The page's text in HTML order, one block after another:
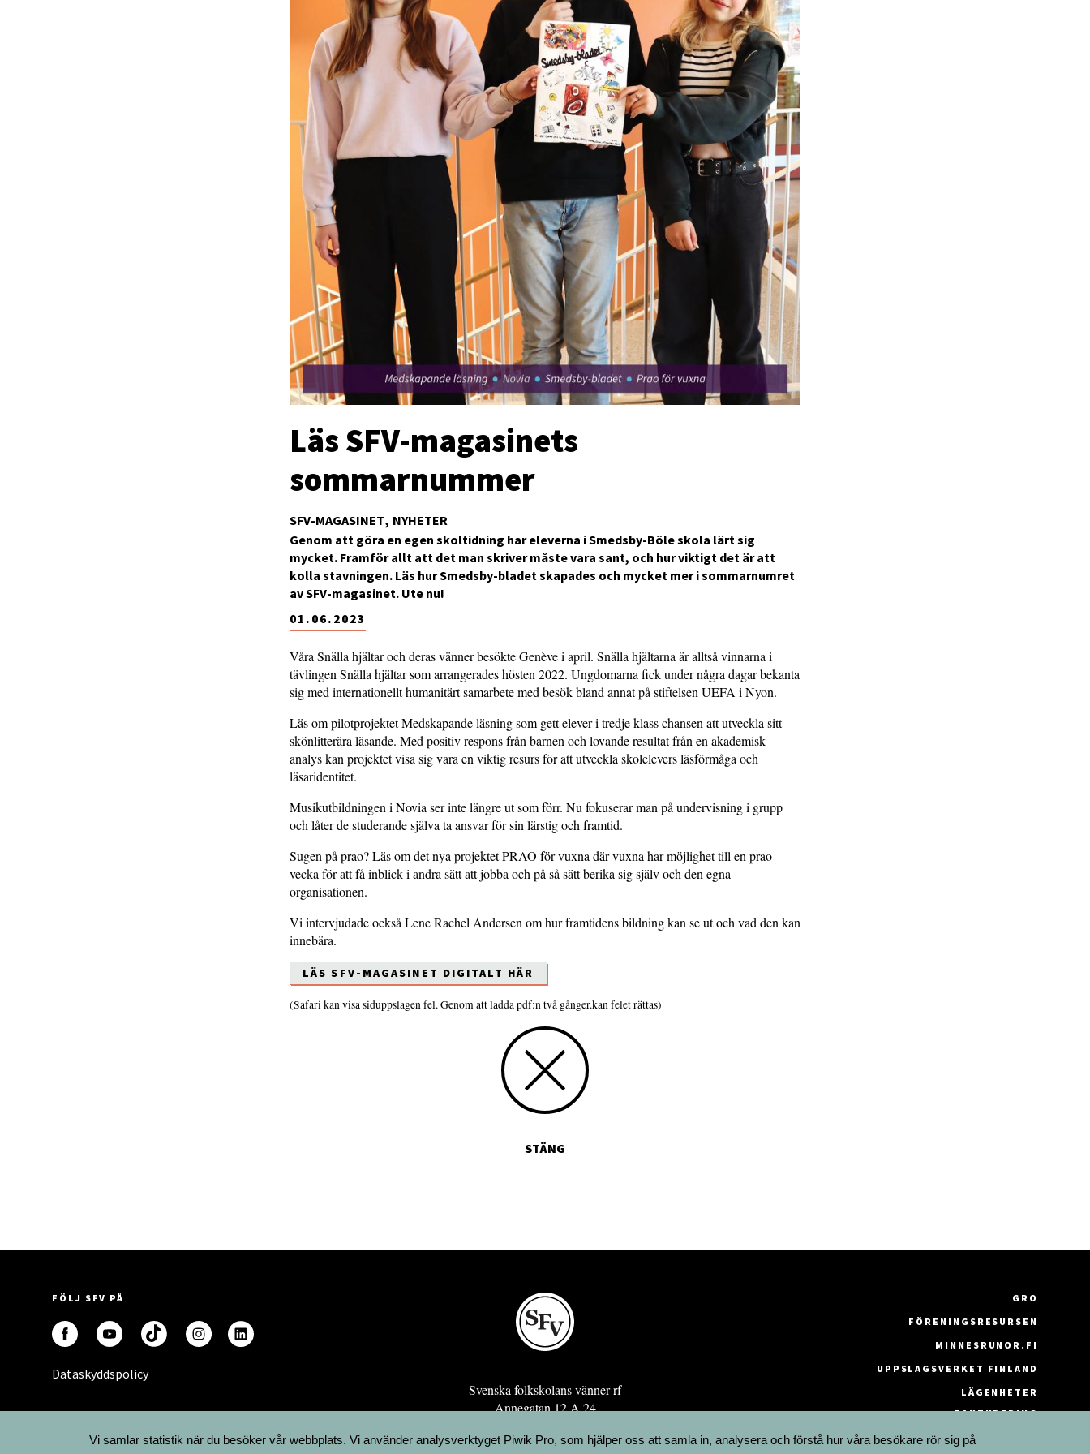
SFV-MAGASINET NYHETER
Läs SFV-magasinets
sommarnummer
01.06.2023
Genom att göra en egen skoltidning har eleverna i Smedsby-Böle skola lärt sig
mycket. Framför allt att det man skriver måste vara sant, och hur viktigt det är att
kolla stavningen. Läs hur Smedsby-bladet skapades och mycket mer i sommarnumret
av SFV-magasinet. Ute nu!
Våra Snälla hjältar och deras vänner besökte Genève i april. Snälla hjältarna är alltså vinnarna i
tävlingen Snälla hjältar som arrangerades hösten 2022. Ungdomarna fick under några dagar bekanta
sig med internationellt humanitärt samarbete med besök bland annat på stiftelsen UEFA i Nyon.
Läs om pilotprojektet Medskapande läsning som gett elever i tredje klass chansen att utveckla sitt
skönlitterära läsande. Med positiv respons från barnen och lovande resultat från en akademisk
analys kan projektet visa sig vara en viktig resurs för att utveckla skolelevers läsförmåga och
läsaridentitet.
Musikutbildningen i Novia ser inte längre ut som förr. Nu fokuserar man på undervisning i grupp
och låter de studerande själva ta ansvar för sin lärstig och framtid.
Sugen på prao? Läs om det nya projektet PRAO för vuxna där vuxna har möjlighet till en prao-
vecka för att få inblick i andra sätt att jobba och på så sätt berika sig själv och den egna
organisationen.
Vi intervjudade också Lene Rachel Andersen om hur framtidens bildning kan se ut och vad den kan
innebära.
LÄS SFV-MAGASINET DIGITALT HÄR
(Safari kan visa siduppslagen fel. Genom att ladda pdf:n två gånger.kan felet rättas)
STÄNG
FÖLJ SFV PÅ
Dataskyddspolicy
Svenska folkskolans vänner rf
Annegatan 12 A 24
sfv@sfv.fi
GRO
FÖRENINGSRESURSEN
MINNESRUNOR.FI
UPPSLAGSVERKET FINLAND
LÄGENHETER
FAKTURERING
Vi samlar statistik när du besöker vår webbplats. Vi använder analysverktyget Piwik Pro, som hjälper oss att samla in, analysera och förstå hur våra besökare rör sig på